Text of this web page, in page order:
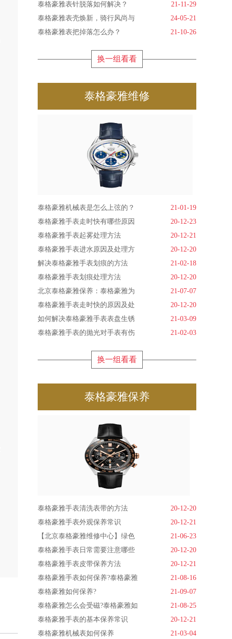
泰格豪雅表针脱落如何解决？
21-11-29
泰格豪雅表壳焕新，骑行风尚与
24-05-21
泰格豪雅表把掉落怎么办？
21-10-26
换一组看看
泰格豪雅维修
泰格豪雅机械表是怎么上弦的？
21-01-19
泰格豪雅手表走时快有哪些原因
20-12-23
泰格豪雅手表起雾处理方法
20-12-21
泰格豪雅手表进水原因及处理方
20-12-20
解决泰格豪雅手表划痕的方法
21-02-18
泰格豪雅手表划痕处理方法
20-12-20
北京泰格豪雅保养：泰格豪雅为
21-07-07
泰格豪雅手表走时快的原因及处
20-12-20
如何解决泰格豪雅手表表盘生锈
21-03-09
泰格豪雅手表的抛光对手表有伤
21-02-03
换一组看看
泰格豪雅保养
泰格豪雅手表清洗表带的方法
20-12-20
泰格豪雅手表外观保养常识
20-12-21
【北京泰格豪雅维修中心】绿色
21-06-23
泰格豪雅手表日常需要注意哪些
20-12-20
泰格豪雅手表皮带保养方法
20-12-21
泰格豪雅手表如何保养?泰格豪雅
21-08-16
泰格豪雅如何保养?
21-09-07
泰格豪雅怎么会受磁?泰格豪雅如
21-08-25
泰格豪雅手表的基本保养常识
20-12-21
泰格豪雅机械表如何保养
21-03-04